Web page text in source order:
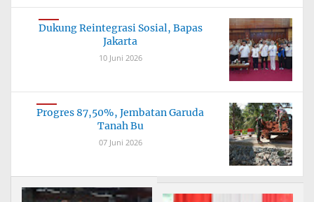
Dukung Reintegrasi Sosial, Bapas
Jakarta
10 Juni 2026
Progres 87,50%, Jembatan Garuda
Tanah Bu
07 Juni 2026